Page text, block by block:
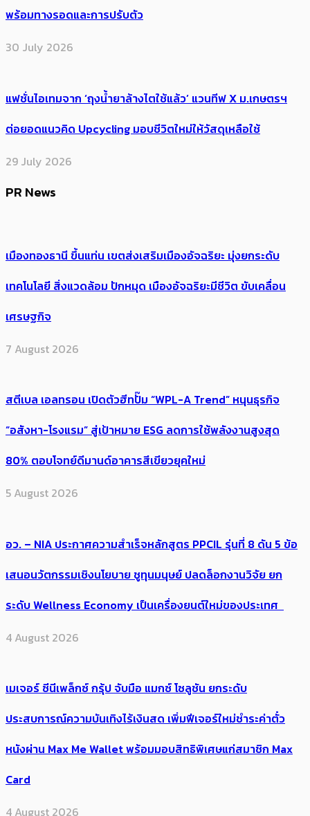
พร้อมทางรอดและการปรับตัว
30 July 2026
แฟชั่นไอเทมจาก ‘ถุงน้ำยาล้างไตใช้แล้ว’ แวนทีฟ X ม.เกษตรฯ
ต่อยอดแนวคิด Upcycling มอบชีวิตใหม่ให้วัสดุเหลือใช้
29 July 2026
PR News
เมืองทองธานี ขึ้นแท่น เขตส่งเสริมเมืองอัจฉริยะ มุ่งยกระดับ
เทคโนโลยี สิ่งแวดล้อม ปักหมุด เมืองอัจฉริยะมีชีวิต ขับเคลื่อน
เศรษฐกิจ
7 August 2026
สตีเบล เอลทรอน เปิดตัวฮีทปั๊ม “WPL-A Trend” หนุนธุรกิจ
“อสังหา-โรงแรม” สู่เป้าหมาย ESG ลดการใช้พลังงานสูงสุด
80% ตอบโจทย์ดีมานด์อาคารสีเขียวยุคใหม่
5 August 2026
อว. – NIA ประกาศความสำเร็จหลักสูตร PPCIL รุ่นที่ 8 ดัน 5 ข้อ
เสนอนวัตกรรมเชิงนโยบาย ชูทุนมนุษย์ ปลดล็อกงานวิจัย ยก
ระดับ Wellness Economy เป็นเครื่องยนต์ใหม่ของประเทศ
4 August 2026
เมเจอร์ ซีนีเพล็กซ์ กรุ้ป จับมือ แมกซ์ โซลูชัน ยกระดับ
ประสบการณ์ความบันเทิงไร้เงินสด เพิ่มฟีเจอร์ใหม่ชำระค่าตั๋ว
หนังผ่าน Max Me Wallet พร้อมมอบสิทธิพิเศษแก่สมาชิก Max
Card
4 August 2026